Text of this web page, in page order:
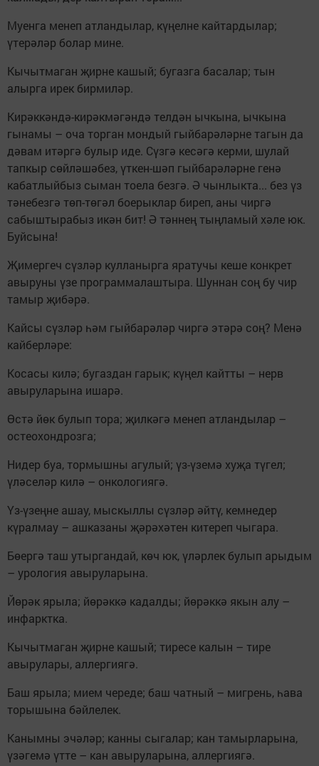
Муенга менеп атландылар, күңелне кайтардылар;
үтерәләр болар мине.
Кычытмаган җирне кашый; бугазга басалар; тын
алырга ирек бирмиләр.
Кирәккәндә-кирәкмәгәндә телдән ычкына, ычкына
гынамы – оча торган мондый гыйбарәләрне тагын да
дәвам итәргә булыр иде. Сүзгә кесәгә керми, шулай
тапкыр сөйләшәбез, үткен-шәп гыйбарәләрне генә
кабатлыйбыз сыман тоела безгә. Ә чынлыкта... без үз
тәнебезгә төп-төгәл боерыклар биреп, аны чиргә
сабыштырабыз икән бит! Ә тәннең тыңламый хәле юк.
Буйсына!
Җимергеч сүзләр кулланырга яратучы кеше конкрет
авыруны үзе программалаштыра. Шуннан соң бу чир
тамыр җибәрә.
Кайсы сүзләр һәм гыйбарәләр чиргә этәрә соң? Менә
кайберләре:
Косасы килә; бугаздан гарык; күңел кайтты – нерв
авыруларына ишарә.
Өстә йөк булып тора; җилкәгә менеп атландылар –
остеохондрозга;
Нидер буа, тормышны агулый; үз-үземә хуҗа түгел;
үләселәр килә – онкологиягә.
Үз-үзеңне ашау, мыскыллы сүзләр әйтү, кемнедер
күралмау – ашказаны җәрәхәтен китереп чыгара.
Бөергә таш утыргандай, көч юк, үләрлек булып арыдым
– урология авыруларына.
Йөрәк ярыла; йөрәккә кадалды; йөрәккә якын алу –
инфарктка.
Кычытмаган җирне кашый; тиресе калын – тире
авырулары, аллергиягә.
Баш ярыла; мием череде; баш чатный – мигрень, һава
торышына бәйлелек.
Канымны эчәләр; канны сыгалар; кан тамырларына,
үзәгемә үтте – кан авыруларына, аллергиягә.